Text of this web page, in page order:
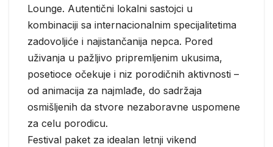
Lounge. Autentični lokalni sastojci u
kombinaciji sa internacionalnim specijalitetima
zadovoljiće i najistančanija nepca. Pored
uživanja u pažljivo pripremljenim ukusima,
posetioce očekuje i niz porodičnih aktivnosti –
od animacija za najmlađe, do sadržaja
osmišljenih da stvore nezaboravne uspomene
za celu porodicu.
Festival paket za idealan letnji vikend